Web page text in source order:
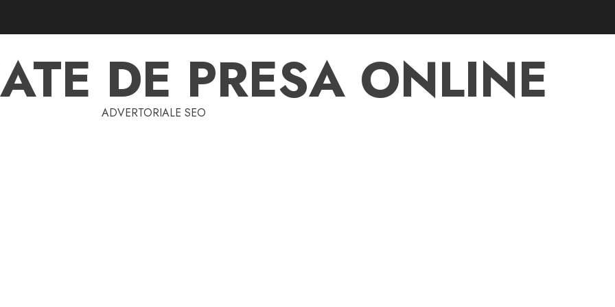
DE PRESA ONLINE
ADVERTORIALE SEO